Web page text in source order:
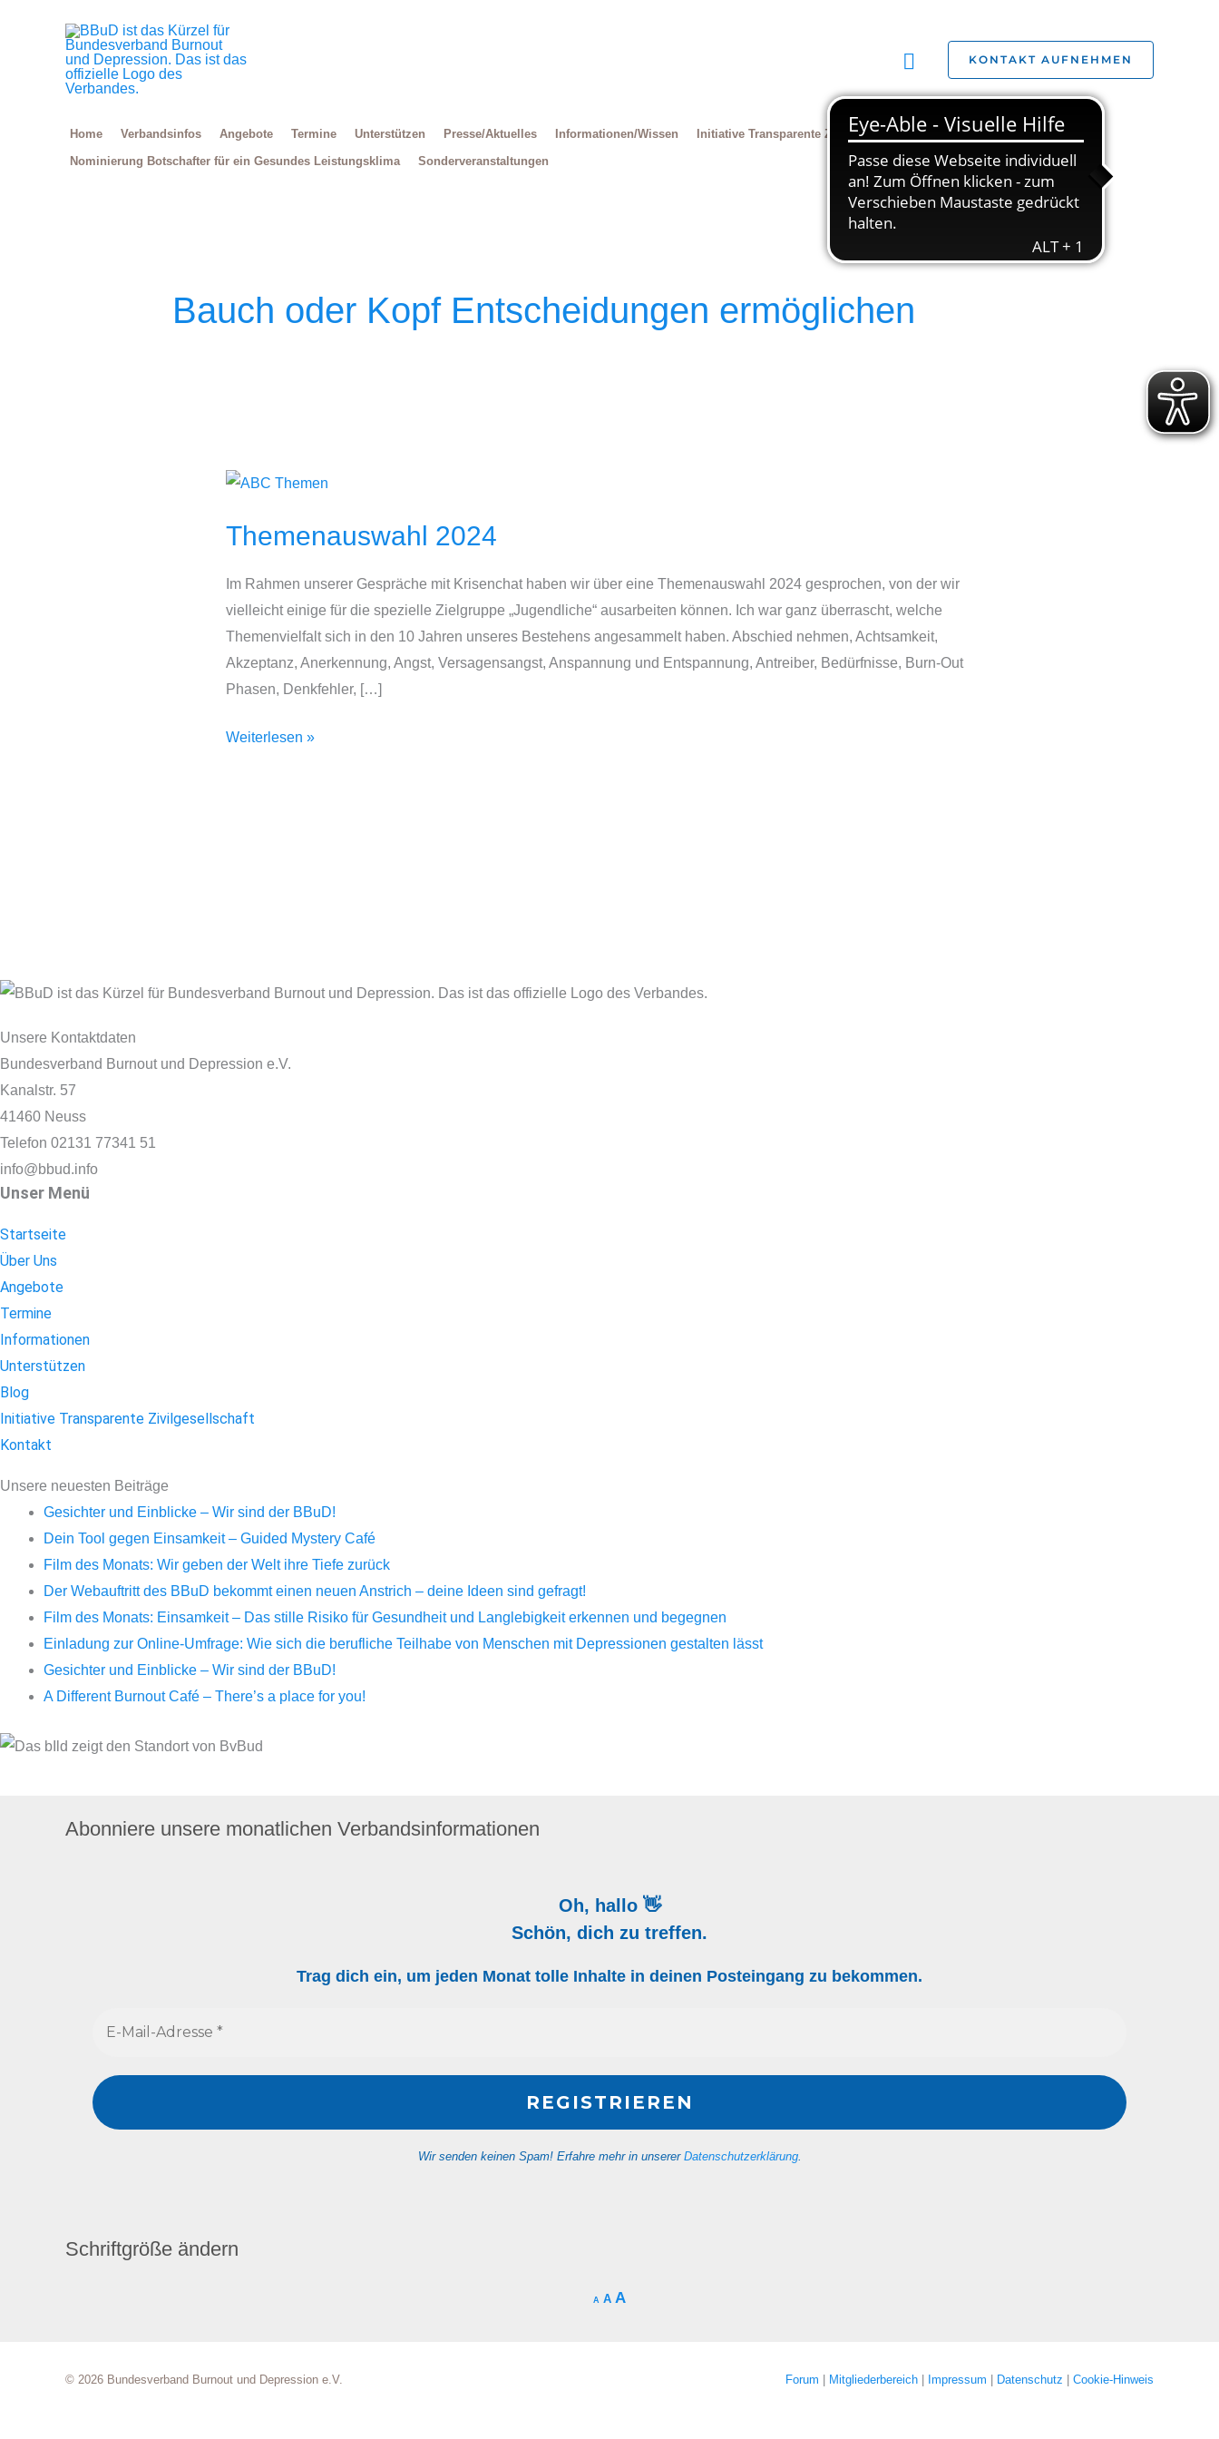
SuchenKONTAKT AUFNEHMEN
Home Verbandsinfos Angebote Termine Unterstützen Presse/Aktuelles Informationen/Wissen Initiative Transparente Zivilgesellschaft Jobs
Studien
Nominierung Botschafter für ein Gesundes Leistungsklima
Sonderveranstaltungen
Bauch oder Kopf Entscheidungen ermöglichen
Themenauswahl 2024
Im Rahmen unserer Gespräche mit Krisenchat haben wir über eine Themenauswahl 2024 gesprochen, von der wir
vielleicht einige für die spezielle Zielgruppe „Jugendliche“ ausarbeiten können. Ich war ganz überrascht, welche
Themenvielfalt sich in den 10 Jahren unseres Bestehens angesammelt haben. Abschied nehmen, Achtsamkeit,
Akzeptanz, Anerkennung, Angst, Versagensangst, Anspannung und Entspannung, Antreiber, Bedürfnisse, Burn-Out
Phasen, Denkfehler, […]
Themenauswahl
Weiterlesen »
Unsere Kontaktdaten
Bundesverband Burnout und Depression e.V.
Kanalstr. 57
41460 Neuss
Telefon 02131 77341 51
info@bbud.info
Unser Menü
Startseite
Über Uns
Angebote
Termine
Informationen
Unterstützen
Blog
Initiative Transparente Zivilgesellschaft
Kontakt
Unsere neuesten Beiträge
Gesichter und Einblicke – Wir sind der BBuD!
Dein Tool gegen Einsamkeit – Guided Mystery Café
Film des Monats: Wir geben der Welt ihre Tiefe zurück
Der Webauftritt des BBuD bekommt einen neuen Anstrich – deine Ideen sind gefragt!
Film des Monats: Einsamkeit – Das stille Risiko für Gesundheit und Langlebigkeit erkennen und begegnen
Einladung zur Online-Umfrage: Wie sich die berufliche Teilhabe von Menschen mit Depressionen gestalten lässt
Gesichter und Einblicke – Wir sind der BBuD!
A Different Burnout Café – There’s a place for you!
Abonniere unsere monatlichen Verbandsinformationen
Oh, hallo 👋
Schön, dich zu treffen.
Trag dich ein, um jeden Monat tolle Inhalte in deinen Posteingang zu bekommen.
Wir senden keinen Spam! Erfahre mehr in unserer Datenschutzerklärung.
Schriftgröße ändern
A A A
© 2026 Bundesverband Burnout und Depression e.V. Forum Mitgliederbereich Impressum Datenschutz Cookie-Hinweis